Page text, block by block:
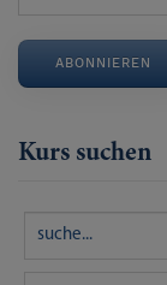
ABONNIEREN
Kurs suchen